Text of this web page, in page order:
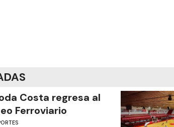
Costa regresa al
Ferroviario